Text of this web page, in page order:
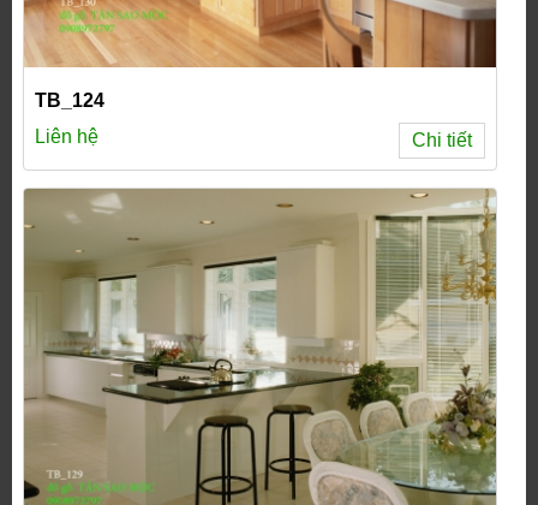
TB_124
Liên hệ
Chi tiết